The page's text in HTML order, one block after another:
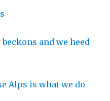
and we heed
Alps is what we do